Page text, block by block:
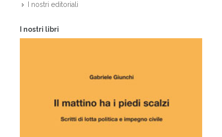
I nostri editoriali
I nostri libri